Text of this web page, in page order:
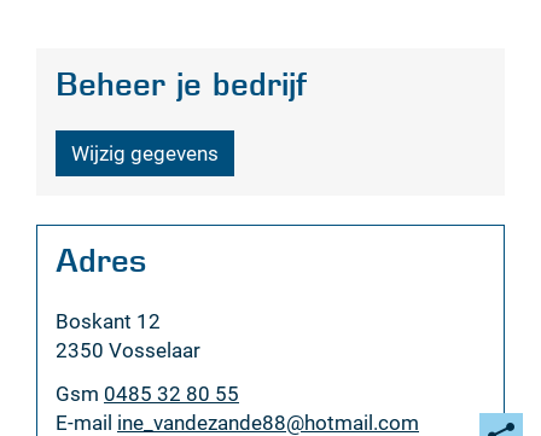
Beheer je bedrijf
Wijzig gegevens
Adres
Adres
Boskant 12
,2350 Vosselaar
Gsm 0485 32 80 55
E-
ine_vandezande88@hotmail.com